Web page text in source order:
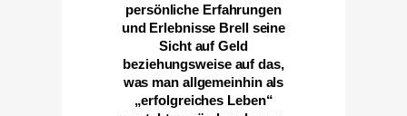
persönliche Erfahrungen
und Erlebnisse Brell seine
Sicht auf Geld
beziehungsweise auf das,
was man allgemeinhin als
„erfolgreiches Leben“